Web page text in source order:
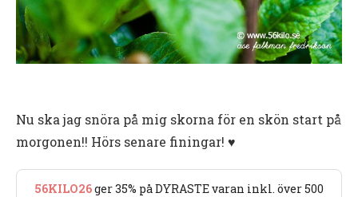
Nu ska jag snöra på mig skorna för en skön start på
morgonen!! Hörs senare finingar! ♥︎
56KILO26ger 35% på DYRASTE varan inkl. över 500